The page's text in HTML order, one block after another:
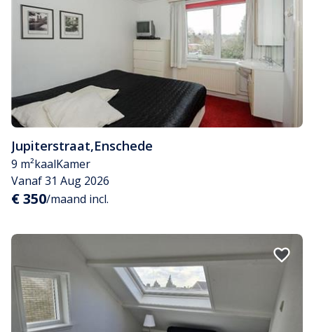
Jupiterstraat,Enschede
9 m²kaalKamer
Vanaf 31 Aug 2026
€ 350/maand incl.